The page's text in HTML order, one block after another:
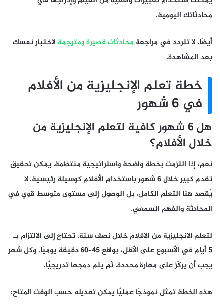
محادثاتك اليومية.
أيضًا، لا تتردد في مراجعة محادثات قصيرة ومترجمة لاختبار نفسك
بعد المشاهدة.
خطة تعلم الإنجليزية من الأفلام
في 6 شهور
هل 6 شهور كافية لتعلم الإنجليزية من
خلال الأفلام؟
نعم، إذا التزمت بخطة واضحة واستراتيجية منتظمة، يمكن تحقيق
تقدم كبير خلال 6 شهور باستخدام الأفلام كوسيلة رئيسية. لا
يُقصد هنا التعلّم الكامل، بل الوصول إلى مستوى متوسط قوي في
المحادثة والفهم السمعي.
لتعلم الانجليزية من الافلام خلال نصف سنة، تحتاج إلى الالتزام بـ
5 أيام في الأسبوع على الأقل، بواقع 45–60 دقيقة يوميًا. وكل شهر
يجب أن يركّز على مهارة محددة، ثم يتم دمجها تدريجيًا.
هذه الخطة تمثل نموذجًا عمليًا يمكن تعديله حسب الوقت المتاح: